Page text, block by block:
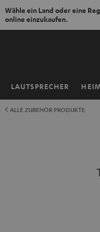
Wähle ein Land oder eine
online einzukaufen.
ZUM
LAUTSPRECHER
Startseite
ALLE ZUBEHÖR PRODUKTE